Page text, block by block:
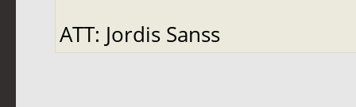
ATT: Jordis Sanss